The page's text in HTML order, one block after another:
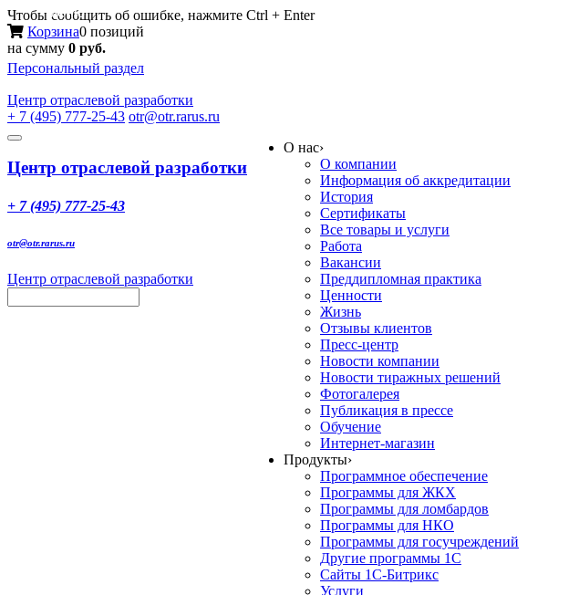
Чтобы сообщить об ошибке, нажмите Ctrl + Enter
Корзина0 позиций
на сумму 0 руб.
Персональный раздел
Центр отраслевой разработки
+ 7 (495) 777-25-43 otr@otr.rarus.ru
Toggle
Меню
Центр отраслевой разработки
+ 7 (495) 777-25-43
otr@otr.rarus.ru
Центр отраслевой разработки
О нас›
О компании
Информация об аккредитации
История
Сертификаты
Все товары и услуги
Работа
Вакансии
Преддипломная практика
Ценности
Жизнь
Отзывы клиентов
Пресс-центр
Новости компании
Новости тиражных решений
Фотогалерея
Публикация в прессе
Обучение
Интернет-магазин
Продукты›
Программное обеспечение
Программы для ЖКХ
Программы для ломбардов
Программы для НКО
Программы для госучреждений
Другие программы 1С
Сайты 1С-Битрикс
Услуги